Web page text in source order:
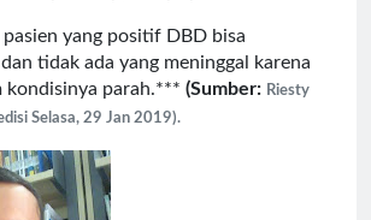
pasien yang positif DBD bisa
tidak ada yang meninggal karena
kondisinya parah.*** (Sumber: Riesty
Selasa, 29 Jan 2019).